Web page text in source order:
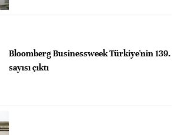
Bloomberg Businessweek Türkiye'nin 139.
sayısı çıktı